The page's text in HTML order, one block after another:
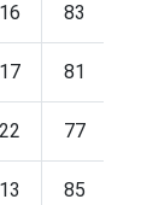
16 83
17 81
22 77
13 85